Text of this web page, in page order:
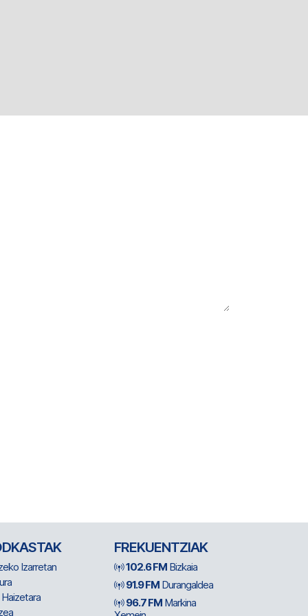
Izarretan
FREKUENTZIAK
102.6 FM Bizkaia
91.9 FM Durangaldea
96.7 FM Markina